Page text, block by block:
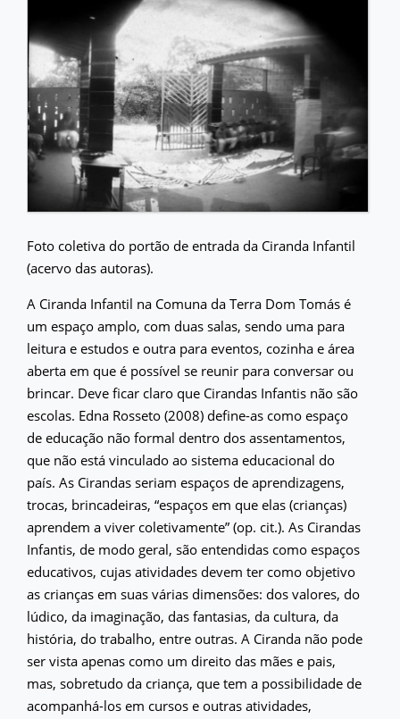
Foto coletiva do portão de entrada da Ciranda Infantil
(acervo das autoras).
A Ciranda Infantil na Comuna da Terra Dom Tomás é
um espaço amplo, com duas salas, sendo uma para
leitura e estudos e outra para eventos, cozinha e área
aberta em que é possível se reunir para conversar ou
brincar. Deve ficar claro que Cirandas Infantis não são
escolas. Edna Rosseto (2008) define-as como espaço
de educação não formal dentro dos assentamentos,
que não está vinculado ao sistema educacional do
país. As Cirandas seriam espaços de aprendizagens,
trocas, brincadeiras, “espaços em que elas (crianças)
aprendem a viver coletivamente” (op. cit.). As Cirandas
Infantis, de modo geral, são entendidas como espaços
educativos, cujas atividades devem ter como objetivo
as crianças em suas várias dimensões: dos valores, do
lúdico, da imaginação, das fantasias, da cultura, da
história, do trabalho, entre outras. A Ciranda não pode
ser vista apenas como um direito das mães e pais,
mas, sobretudo da criança, que tem a possibilidade de
acompanhá-los em cursos e outras atividades,